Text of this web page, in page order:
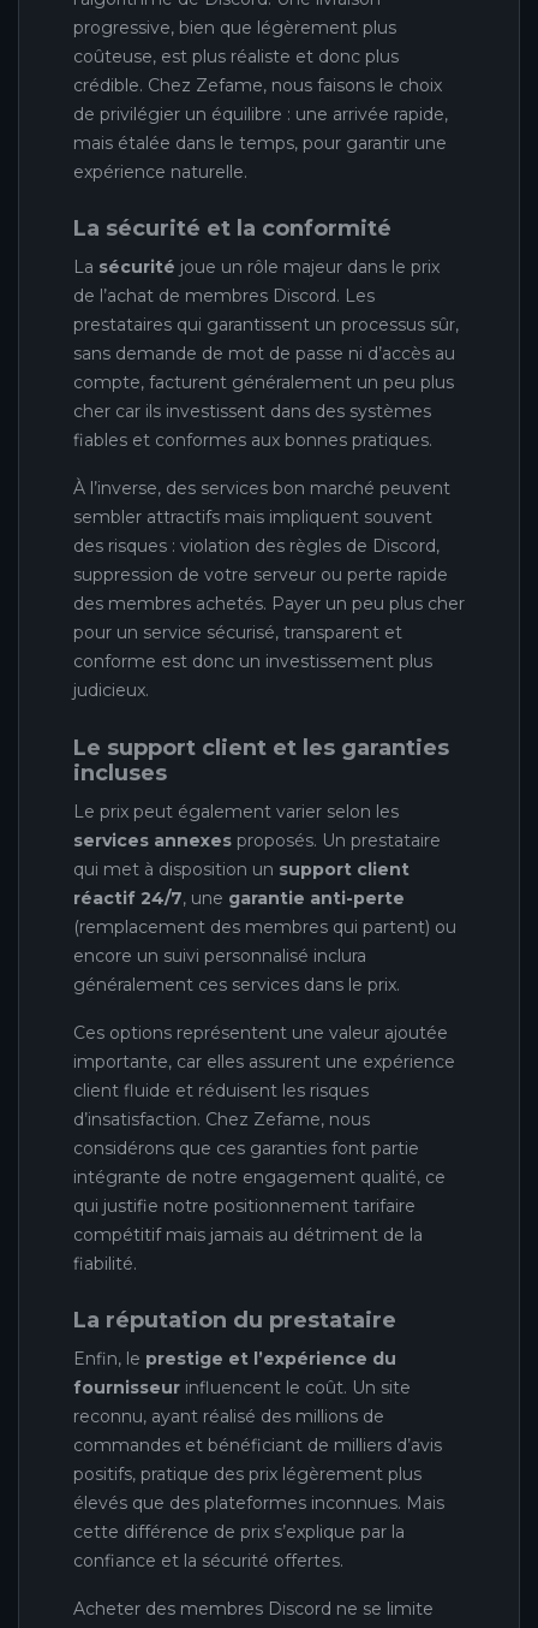
progressive, bien que légèrement plus
coûteuse, est plus réaliste et donc plus
crédible. Chez Zefame, nous faisons le choix
de privilégier un équilibre : une arrivée rapide,
mais étalée dans le temps, pour garantir une
expérience naturelle.
La sécurité et la conformité
La sécurité joue un rôle majeur dans le prix
de l’achat de membres Discord. Les
prestataires qui garantissent un processus sûr,
sans demande de mot de passe ni d’accès au
compte, facturent généralement un peu plus
cher car ils investissent dans des systèmes
fiables et conformes aux bonnes pratiques.
À l’inverse, des services bon marché peuvent
sembler attractifs mais impliquent souvent
des risques : violation des règles de Discord,
suppression de votre serveur ou perte rapide
des membres achetés. Payer un peu plus cher
pour un service sécurisé, transparent et
conforme est donc un investissement plus
judicieux.
Le support client et les garanties
incluses
Le prix peut également varier selon les
services annexes proposés. Un prestataire
qui met à disposition un support client
réactif 24/7, une garantie anti-perte
(remplacement des membres qui partent) ou
encore un suivi personnalisé inclura
généralement ces services dans le prix.
Ces options représentent une valeur ajoutée
importante, car elles assurent une expérience
client fluide et réduisent les risques
d’insatisfaction. Chez Zefame, nous
considérons que ces garanties font partie
intégrante de notre engagement qualité, ce
qui justifie notre positionnement tarifaire
compétitif mais jamais au détriment de la
fiabilité.
La réputation du prestataire
Enfin, le prestige et l’expérience du
fournisseur influencent le coût. Un site
reconnu, ayant réalisé des millions de
commandes et bénéficiant de milliers d’avis
positifs, pratique des prix légèrement plus
élevés que des plateformes inconnues. Mais
cette différence de prix s’explique par la
confiance et la sécurité offertes.
Acheter des membres Discord ne se limite